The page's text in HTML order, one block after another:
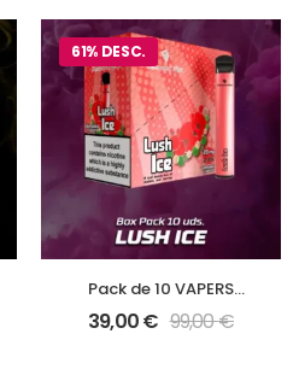
61% DESC.
Pack de 10 VAPERS
Diamond Mist Sabor
Lush Ice
39,00€ 99,00€